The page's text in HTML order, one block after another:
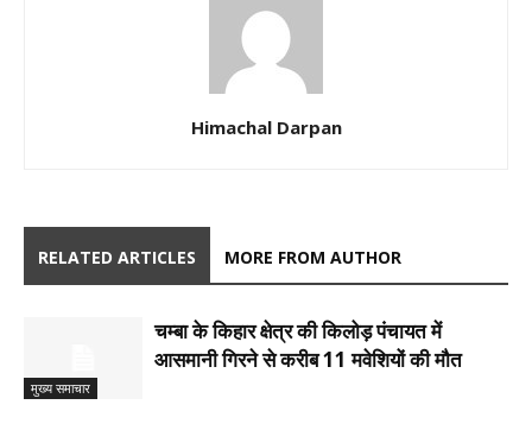
Himachal Darpan
RELATED ARTICLES MORE FROM AUTHOR
मुख्य समाचार
चम्बा के किहार क्षेत्र की किलोड़ पंचायत में
आसमानी गिरने से करीब 11 मवेशियों की मौत